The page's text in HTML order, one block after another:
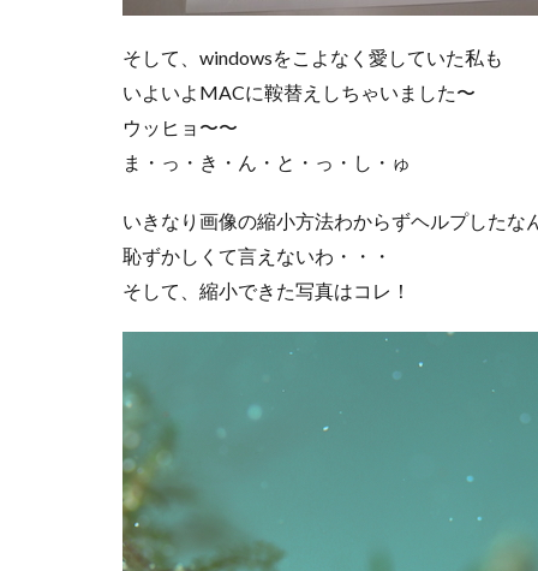
そして、windowsをこよなく愛していた私も
いよいよMACに鞍替えしちゃいました〜
ウッヒョ〜〜
ま・っ・き・ん・と・っ・し・ゅ
いきなり画像の縮小方法わからずヘルプしたな
恥ずかしくて言えないわ・・・
そして、縮小できた写真はコレ！